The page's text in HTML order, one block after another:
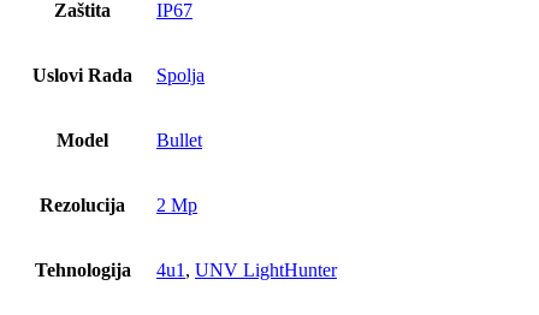
Zaštita IP67
Uslovi Rada Spolja
Model Bullet
Rezolucija 2 Mp
Tehnologija 4u1 , UNV LightHunter